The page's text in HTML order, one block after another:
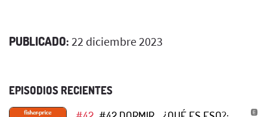
PUBLICADO: 22 diciembre 2023
EPISODIOS RECIENTES